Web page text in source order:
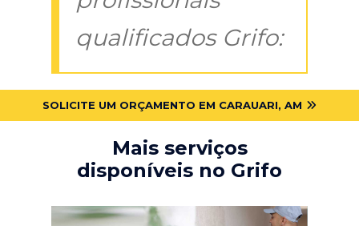
qualificados Grifo:
SOLICITE UM ORÇAMENTO EM CARAUARI, AM
Mais serviços
disponíveis no Grifo